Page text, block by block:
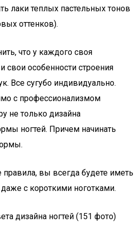
лаки теплых пастельных тонов
оттенков).
что у каждого своя
свои особенности строения
Все сугубо индивидуально.
с профессионализмом
не только дизайна
ногтей. Причем начинать
вы всегда будете иметь
с короткими ноготками.
дизайна ногтей (151 фото)